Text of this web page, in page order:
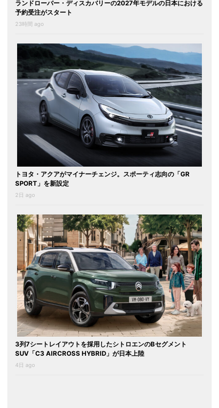
ランドローバー・ディスカバリーの2027年モデルの日本における
予約受注がスタート
23時間 ago
トヨタ・アクアがマイナーチェンジ。スポーティ志向の「GR
SPORT」を新設定
2日 ago
3列7シートレイアウトを採用したシトロエンのBセグメント
SUV「C3 AIRCROSS HYBRID」が日本上陸
4日 ago